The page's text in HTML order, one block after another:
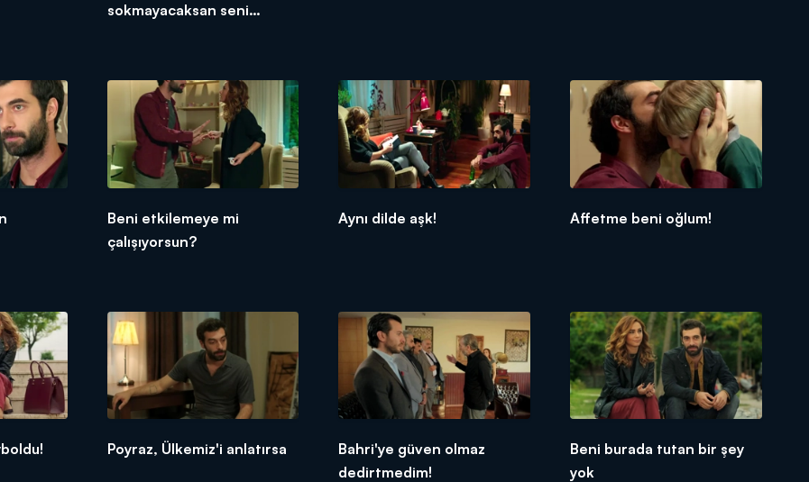
sokmayacaksan seni
Beni etkilemeye mi
çalışıyorsun?
Aynı dilde aşk! Affetme beni oğlum!
Poyraz, Ülkemiz'i anlatırsa
Bahri'ye güven olmaz
dedirtmedim!
Beni burada tutan bir şey
yok